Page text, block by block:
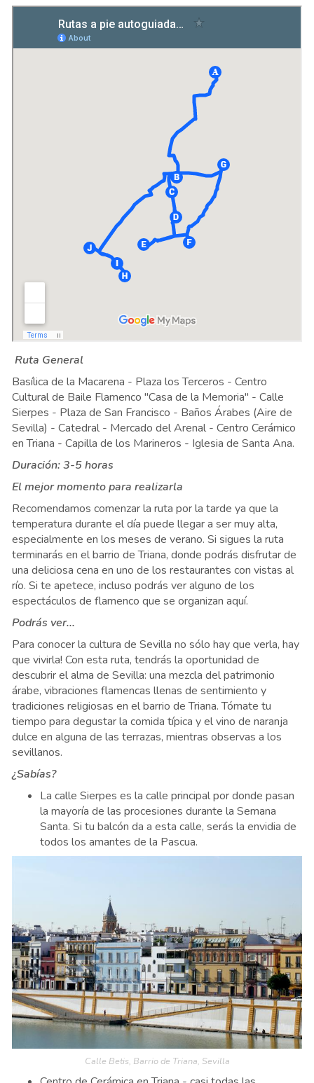
Ruta General
Basílica de la Macarena - Plaza los Terceros - Centro
Cultural de Baile Flamenco "Casa de la Memoria" - Calle
Sierpes - Plaza de San Francisco - Baños Árabes (Aire de
Sevilla) - Catedral - Mercado del Arenal - Centro Cerámico
en Triana - Capilla de los Marineros - Iglesia de Santa Ana.
Duración: 3-5 horas
El mejor momento para realizarla
Recomendamos comenzar la ruta por la tarde ya que la
temperatura durante el día puede llegar a ser muy alta,
especialmente en los meses de verano. Si sigues la ruta
terminarás en el barrio de Triana, donde podrás disfrutar de
una deliciosa cena en uno de los restaurantes con vistas al
río. Si te apetece, incluso podrás ver alguno de los
espectáculos de flamenco que se organizan aquí.
Podrás ver...
Para conocer la cultura de Sevilla no sólo hay que verla, hay
que vivirla! Con esta ruta, tendrás la oportunidad de
descubrir el alma de Sevilla: una mezcla del patrimonio
árabe, vibraciones flamencas llenas de sentimiento y
tradiciones religiosas en el barrio de Triana. Tómate tu
tiempo para degustar la comida típica y el vino de naranja
dulce en alguna de las terrazas, mientras observas a los
sevillanos.
¿Sabías?
La calle Sierpes es la calle principal por donde pasan
la mayoría de las procesiones durante la Semana
Santa. Si tu balcón da a esta calle, serás la envidia de
todos los amantes de la Pascua.
Calle Betis, Barrio de Triana, Sevilla